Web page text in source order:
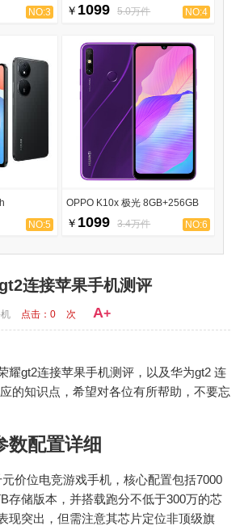
NO:3 ￥ 1099 5.0万件 NO:4
NO:5
OPPO K10x 极光 8GB+256GB
￥ 1099 3.4万件 NO:6
连接苹果手机测评
点击： 0 次 A+
耀gt2连接苹果手机测评，以及华为gt2 连
的知识点，希望对各位有所帮助，不要忘
数配置详细
价位电竞游戏手机，核心配置包括7000
存储版本，并搭载跑分不低于300万的芯
现突出，但需注意其芯片定位非顶级旗